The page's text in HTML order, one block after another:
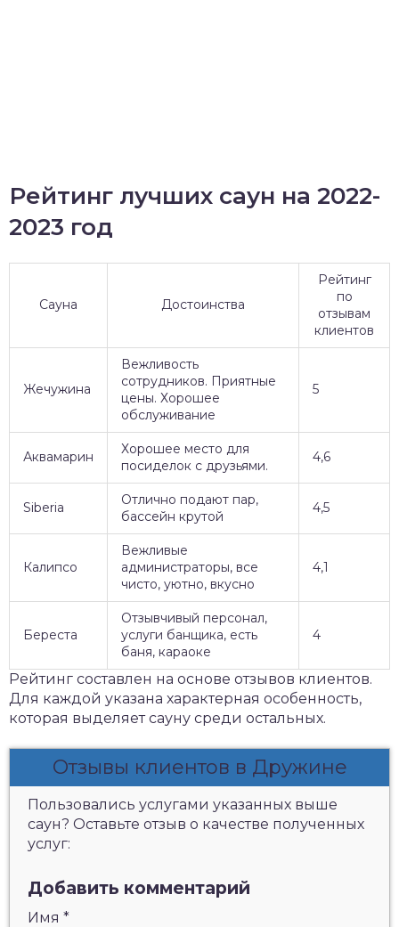
Рейтинг лучших саун на 2022-
2023 год
Сауна Достоинства
Рейтинг
по
отзывам
клиентов
Жечужина
Вежливость
сотрудников. Приятные
цены. Хорошее
обслуживание
5
Аквамарин
Хорошее место для
посиделок с друзьями.
4,6
Siberia
Отлично подают пар,
бассейн крутой
4,5
Калипсо
Вежливые
администраторы, все
чисто, уютно, вкусно
4,1
Береста
Отзывчивый персонал,
услуги банщика, есть
баня, караоке
4
Рейтинг составлен на основе отзывов клиентов.
Для каждой указана характерная особенность,
которая выделяет сауну среди остальных.
Отзывы клиентов в Дружине
Пользовались услугами указанных выше
саун? Оставьте отзыв о качестве полученных
услуг:
Добавить комментарий
Имя *